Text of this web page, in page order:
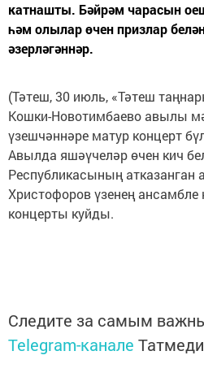
катнашты. Бәйрәм чарасын
һәм олылар өчен призлар
әзерләгәннәр.
(Тәтеш, 30 июль, «Тәтеш
Кошки-Новотимбаево авылы
үзешчәннәре матур концерт
Авылда яшәүчеләр өчен кич
Республикасының атказанган
Христофоров үзенең
концерты куйды.
Следите за самым
Telegram-канале